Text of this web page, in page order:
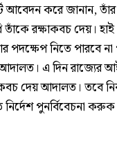
আবেদন করে জানান, তাঁর
রক্ষাকবচ দেয়। হাই
পদক্ষেপ নিতে পারবে
আদালত। এ দিন
দেয় আদালত। তবে
নির্দেশ পুনর্বিবেচনা